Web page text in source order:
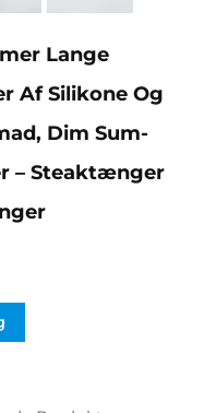
Lange
Af Silikone Og
Dim Sum-
– Steaktænger